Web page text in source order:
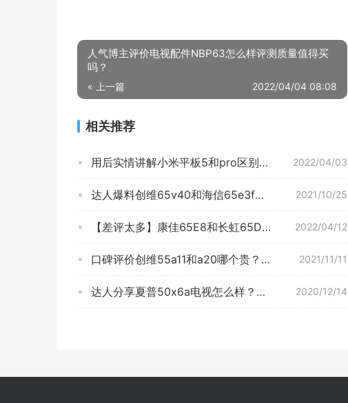
人气博主评价电视配件NBP63怎么样评测质量值得买
吗？
« 上一篇 2022/04/04 08:08
相关推荐
2022/04/03
用后实情讲解小米平板5和pro区别 哪个更好用？到底要怎么选择
2021/10/25
达人爆料创维65v40和海信65e3f怎么选？良心点评配置区别
2022/04/12
【差评太多】康佳65E8和长虹65D6Ppro那个好？到底要怎么选择
2021/11/11
口碑评价创维55a11和a20哪个贵？图文爆料分析
2020/12/14
达人分享夏普50x6a电视怎么样？质量真的好吗